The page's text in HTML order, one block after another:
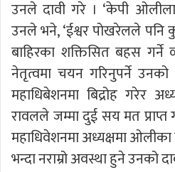
उनले दावी गरे । ‘केपी
उनले भने, ‘ईश्वर पोखरेलले पनि
बाहिरका शक्तिसित बहस गर्ने
नेतृत्वमा चयन गरिनुपर्ने
महाधिबेशनमा बिद्रोह गरेर
रावलले जम्मा दुई सय मत
महाधिवेशनमा अध्यक्षमा ओलीका
भन्दा नराम्रो अवस्था हुने उनको